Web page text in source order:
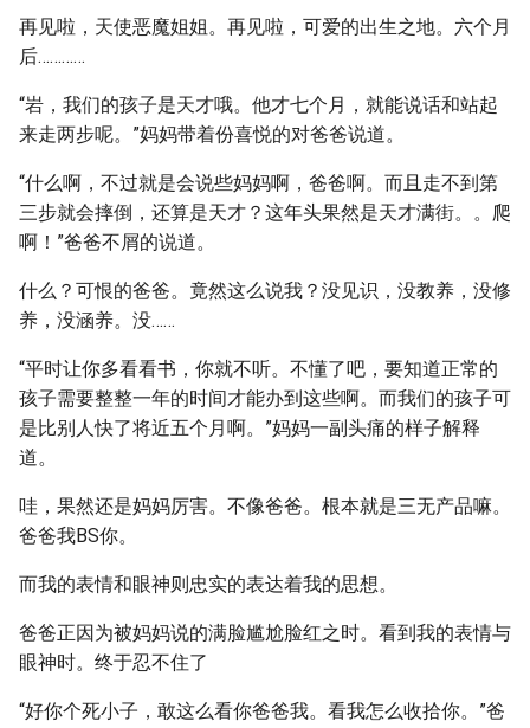
再见啦，天使恶魔姐姐。再见啦，可爱的出生之地。六个月
后…………
“岩，我们的孩子是天才哦。他才七个月，就能说话和站起
来走两步呢。”妈妈带着份喜悦的对爸爸说道。
“什么啊，不过就是会说些妈妈啊，爸爸啊。而且走不到第
三步就会摔倒，还算是天才？这年头果然是天才满街。。爬
啊！”爸爸不屑的说道。
什么？可恨的爸爸。竟然这么说我？没见识，没教养，没修
养，没涵养。没……
“平时让你多看看书，你就不听。不懂了吧，要知道正常的
孩子需要整整一年的时间才能办到这些啊。而我们的孩子可
是比别人快了将近五个月啊。”妈妈一副头痛的样子解释
道。
哇，果然还是妈妈厉害。不像爸爸。根本就是三无产品嘛。
爸爸我BS你。
而我的表情和眼神则忠实的表达着我的思想。
爸爸正因为被妈妈说的满脸尴尬脸红之时。看到我的表情与
眼神时。终于忍不住了
“好你个死小子，敢这么看你爸爸我。看我怎么收拾你。”爸